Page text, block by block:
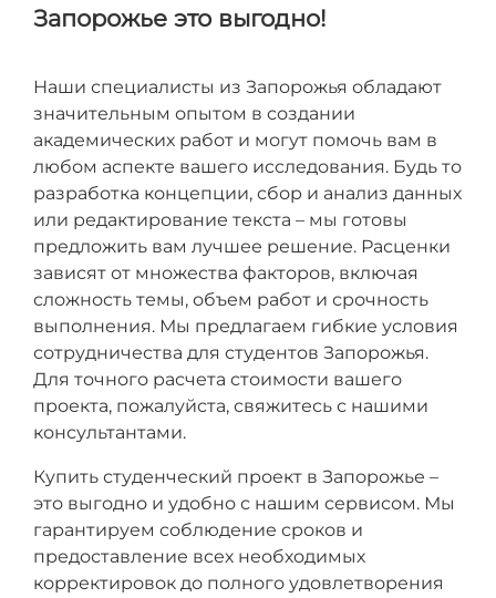
Запорожье это выгодно!
Наши специалисты из Запорожья обладают
значительным опытом в создании
академических работ и могут помочь вам в
любом аспекте вашего исследования. Будь то
разработка концепции, сбор и анализ данных
или редактирование текста – мы готовы
предложить вам лучшее решение. Расценки
зависят от множества факторов, включая
сложность темы, объем работ и срочность
выполнения. Мы предлагаем гибкие условия
сотрудничества для студентов Запорожья.
Для точного расчета стоимости вашего
проекта, пожалуйста, свяжитесь с нашими
консультантами.
Купить студенческий проект в Запорожье –
это выгодно и удобно с нашим сервисом. Мы
гарантируем соблюдение сроков и
предоставление всех необходимых
корректировок до полного удовлетворения